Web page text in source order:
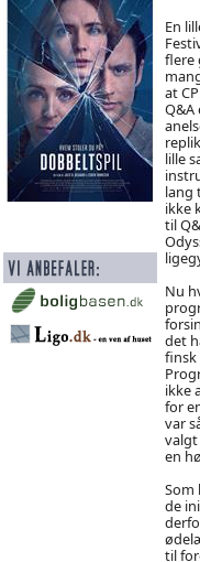
En
flere
at
Q&A
lille
lang
ikke
til
Nu
det
finsk
ikke
for
var
en
Som
de
til